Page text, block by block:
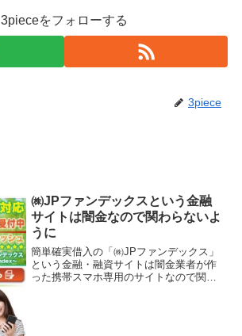
3pieceをフォローする
3piece
㈱JPファンデックスという金融
サイトは闇金なので関わらないよ
うに
簡単確実借入の「㈱JPファンデックス」
という金融・融資サイトは闇金業者が作
った携帯スマホ専用のサイトなので関わ